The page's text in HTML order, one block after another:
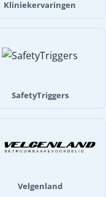
Kliniekervaringen
SafetyTriggers
Velgenland